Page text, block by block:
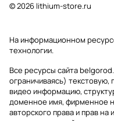
© 2026 lithium-store.ru
На информационном
технологии.
Все ресурсы сайта
ограничиваясь)
видео информацию,
доменное имя, фирменное
авторского права и прав